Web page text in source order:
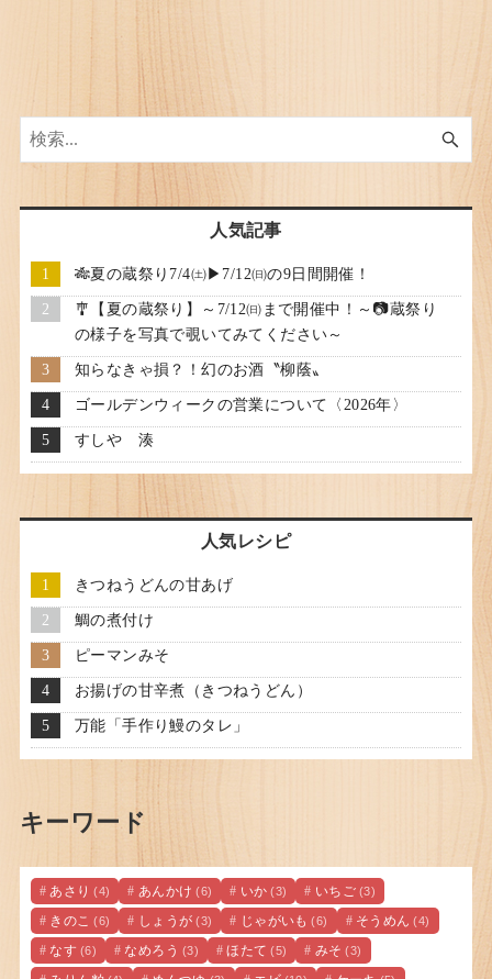
人気記事
🎋夏の蔵祭り7/4㈯▶7/12㈰の9日間開催！
🎐【夏の蔵祭り】～7/12㈰まで開催中！～📷蔵祭り
の様子を写真で覗いてみてください～
知らなきゃ損？！幻のお酒〝柳蔭〟
ゴールデンウィークの営業について〈2026年〉
すしや 湊
人気レシピ
きつねうどんの甘あげ
鯛の煮付け
ピーマンみそ
お揚げの甘辛煮（きつねうどん）
万能「手作り鰻のタレ」
キーワード
あさり (4) あんかけ (6) いか (3) いちご (3)
きのこ (6) しょうが (3) じゃがいも (6) そうめん (4)
なす (6) なめろう (3) ほたて (5) みそ (3)